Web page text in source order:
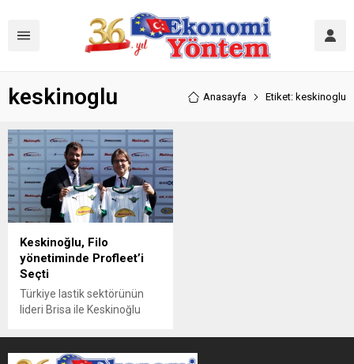
keskinoglu Anasayfa Etiket: keskinoglu
Keskinoğlu, Filo
yönetiminde Profleet’i
Seçti
Türkiye lastik sektörünün
lideri Brisa ile Keskinoğlu
yönetim çözümleri
kapsamında işbirliği yapıyor.